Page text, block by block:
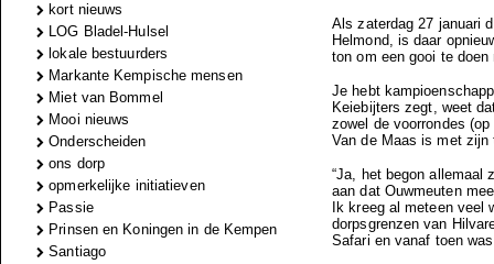
kort nieuws
LOG Bladel-Hulsel
lokale bestuurders
Markante Kempische mensen
Miet van Bommel
Mooi nieuws
Onderscheiden
ons dorp
opmerkelijke initiatieven
Passie
Prinsen en Koningen in de Kempen
Santiago
Als zaterdag 27 januari
Helmond, is daar
ton om een gooi te
Je hebt
Keiebijters zegt, weet
zowel de voorrondes
Van de Maas is met zijn
“Ja, het begon allemaal
aan dat Ouwmeuten
Ik kreeg al meteen
dorpsgrenzen van
Safari en vanaf toen